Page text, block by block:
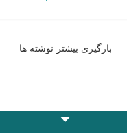
بارگیری بیشتر نوشته ها